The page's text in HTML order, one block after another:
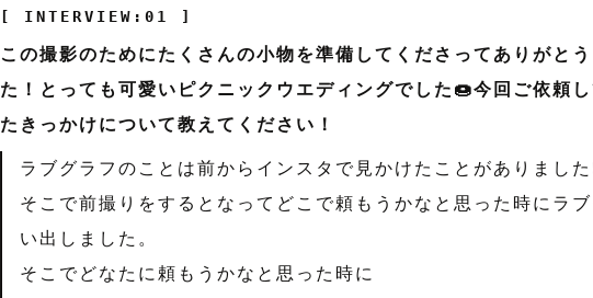
[ INTERVIEW:01 ]
この撮影のためにたくさんの小物を準備してくださってありがと
た！とっても可愛いピクニックウエディングでした🍩今回ご依頼
たきっかけについて教えてください！
ラブグラフのことは前からインスタで見かけたことがありました
そこで前撮りをするとなってどこで頼もうかなと思った時にラ
い出しました。
そこでどなたに頼もうかなと思った時に